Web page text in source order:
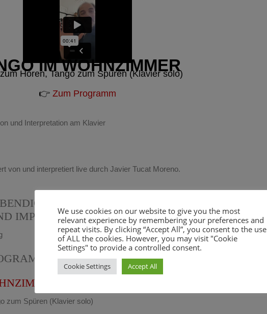
IM WOHNZIMMER
Hören, Tango zum Spüren (Klavier solo)
👉 Zum Programm
und Interpretation am Klavier
von und interpretiert live durch Javier Tucat Moreno.
MUSIK ZWISCHEN KLANG,
IMPROVISATION
zum Spüren (Klavier solo)
We use cookies on our website to give you the most
relevant experience by remembering your preferences and
repeat visits. By clicking “Accept All”, you consent to the use
of ALL the cookies. However, you may visit "Cookie
Settings" to provide a controlled consent.
Cookie Settings Accept All